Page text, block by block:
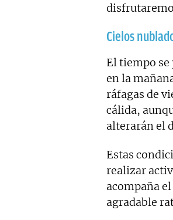
Cielos
El tiempo
en la
ráfagas de
cálida,
alterarán el
Estas
realizar
acompaña
agradable